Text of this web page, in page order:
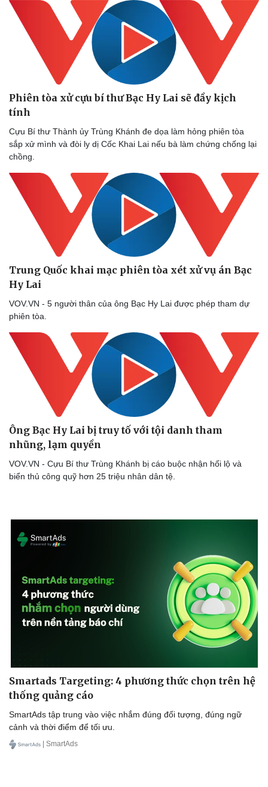
Cây thuốc
Nam khoa
Làm đẹp - giảm cân
Phòng mạch online
Ăn sạch sống khỏe
Phiên tòa xử cựu bí thư Bạc Hy Lai sẽ đầy kịch
tính
Cựu Bí thư Thành ủy Trùng Khánh đe dọa làm hỏng phiên tòa
sắp xử mình và đòi ly dị Cốc Khai Lai nếu bà làm chứng chống lại
chồng.
Trung Quốc khai mạc phiên tòa xét xử vụ án Bạc
Hy Lai
VOV.VN - 5 người thân của ông Bạc Hy Lai được phép tham dự
phiên tòa.
Ông Bạc Hy Lai bị truy tố với tội danh tham
nhũng, lạm quyền
VOV.VN - Cựu Bí thư Trùng Khánh bị cáo buộc nhận hối lộ và
biển thủ công quỹ hơn 25 triệu nhân dân tệ.
Smartads Targeting: 4 phương thức chọn trên hệ
thống quảng cáo
SmartAds tập trung vào việc nhắm đúng đối tượng, đúng ngữ
cảnh và thời điểm để tối ưu.
| SmartAds